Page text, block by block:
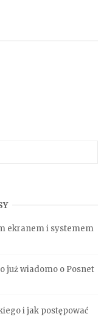
ekranem i systemem
już wiadomo o Posnet
i jak postępować